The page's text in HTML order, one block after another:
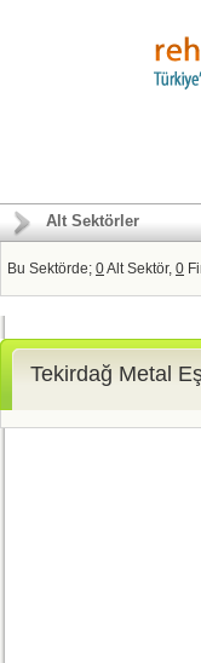
Alt Sektörler
Bu Sektörde; 0Alt Sektör, 0
Tekirdağ Metal